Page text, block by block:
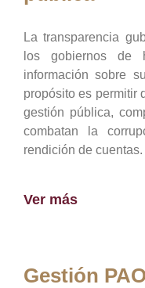
La transparencia
los gobiernos de
información sobre
propósito es permitir
gestión pública,
combatan la
rendición de cuentas.
Ver más
Gestión